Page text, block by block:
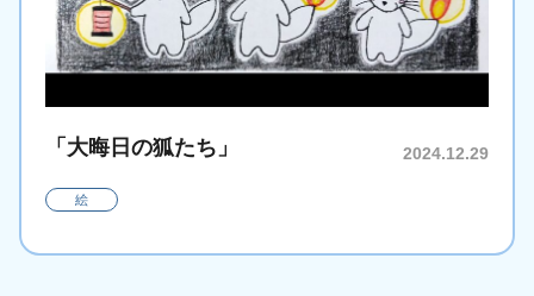
「大晦日の狐たち」 2024.12.29
絵